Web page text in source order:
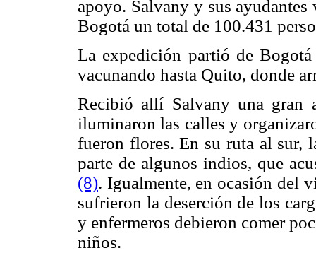
apoyo. Salvany y sus
Bogotá un total de 100.431
La expedición partió de
vacunando hasta Quito, donde
Recibió allí Salvany una gran
iluminaron las calles y
fueron flores. En su ruta al sur,
parte de algunos indios, que
(8). Igualmente, en ocasión del
sufrieron la deserción de los
y enfermeros debieron comer
niños.